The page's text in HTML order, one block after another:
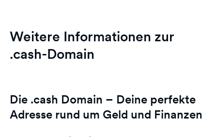
Weitere Informationen zur
.cash-Domain
Die .cash Domain – Deine perfekte
Adresse rund um Geld und Finanzen